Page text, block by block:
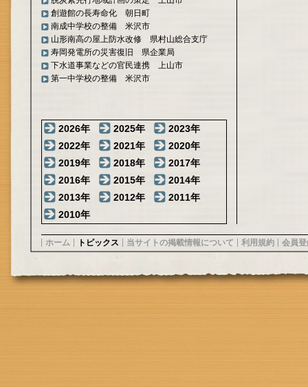
創遊館の長寿命化 朝日町
南成中学校の整備 米沢市
山形南高の屋上防水改修 県村山総合支庁
寿岡発電所の災害復旧 県企業局
下水道事業などの官民連携 上山市
第一中学校の整備 米沢市
2026年 2025年
2023年
2022年
2021年
2020年
2019年
2018年
2017年
2016年
2015年
2014年
2013年
2012年
2011年
2010年
ホーム トピックス 当サイトの掲載情報について 利用規約 会員